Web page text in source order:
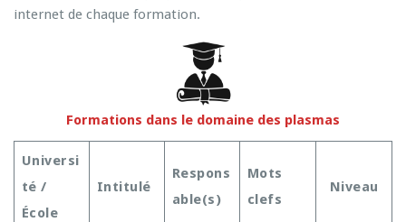
internet de chaque formation.
Formations dans le domaine des plasmas
Universi
té /
École
Intitulé
Respons
able(s)
Mots
clefs
Niveau